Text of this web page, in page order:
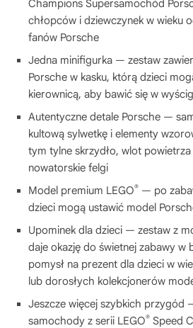
Champions Supersamochód
chłopców i dziewczynek w wieku
fanów Porsche
Jedna minifigurka — zestaw
Porsche w kasku, którą dzieci
kierownicą, aby bawić się w
Autentyczne detale Porsche —
kultową sylwetkę i elementy
tym tylne skrzydło, wlot powietrza
nowatorskie felgi
Model premium LEGO® — po
dzieci mogą ustawić model
Upominek dla dzieci — zestaw z
daje okazję do świetnej zabawy w
pomysł na prezent dla dzieci w
lub dorosłych kolekcjonerów
Jeszcze więcej szybkich przygód
samochody z serii LEGO® Speed